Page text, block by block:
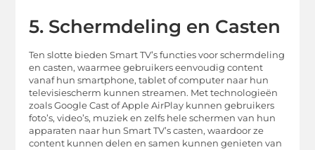
5. Schermdeling en Casten
Ten slotte bieden Smart TV’s functies voor schermdeling
en casten, waarmee gebruikers eenvoudig content
vanaf hun smartphone, tablet of computer naar hun
televisiescherm kunnen streamen. Met technologieën
zoals Google Cast of Apple AirPlay kunnen gebruikers
foto’s, video’s, muziek en zelfs hele schermen van hun
apparaten naar hun Smart TV’s casten, waardoor ze
content kunnen delen en samen kunnen genieten van